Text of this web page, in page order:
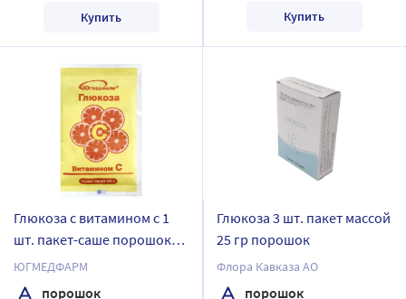
Купить Купить
Глюкоза с витамином с 1
шт. пакет-саше порошок
массой 25 гр Югмедфарм
ЮГМЕДФАРМ
порошок
Глюкоза 3 шт. пакет массой
25 гр порошок
Флора Кавказа АО
порошок